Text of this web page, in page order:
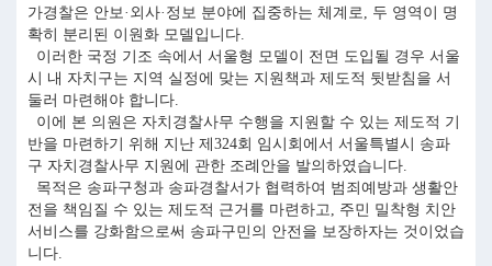
가경찰은 안보·외사·정보 분야에 집중하는 체계로, 두 영역이 명
확히 분리된 이원화 모델입니다.
이러한 국정 기조 속에서 서울형 모델이 전면 도입될 경우 서울
시 내 자치구는 지역 실정에 맞는 지원책과 제도적 뒷받침을 서
둘러 마련해야 합니다.
이에 본 의원은 자치경찰사무 수행을 지원할 수 있는 제도적 기
반을 마련하기 위해 지난 제324회 임시회에서 서울특별시 송파
구 자치경찰사무 지원에 관한 조례안을 발의하였습니다.
목적은 송파구청과 송파경찰서가 협력하여 범죄예방과 생활안
전을 책임질 수 있는 제도적 근거를 마련하고, 주민 밀착형 치안
서비스를 강화함으로써 송파구민의 안전을 보장하자는 것이었습
니다.